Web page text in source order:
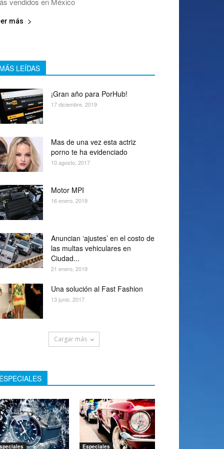
más
LEÍDAS
¡Gran año para PorHub!
17 diciembre, 2019
Mas de una vez esta actriz
porno te ha evidenciado
10 agosto, 2017
Motor MPI
16 enero, 2019
Anuncian ‘ajustes’ en el costo de
las multas vehiculares en
Ciudad...
21 enero, 2019
Una solución al Fast Fashion
13 junio, 2017
Cargar más
Especiales